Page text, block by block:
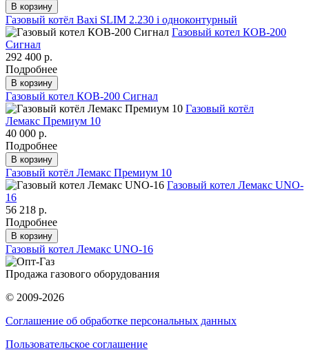
В корзину
Газовый котёл Baxi SLIM 2.230 i одноконтурный
Газовый котел КОВ-200
Сигнал
292 400 р.
Подробнее
В корзину
Газовый котел КОВ-200 Сигнал
Газовый котёл
Лемакс Премиум 10
40 000 р.
Подробнее
В корзину
Газовый котёл Лемакс Премиум 10
Газовый котел Лемакс UNO-
16
56 218 р.
Подробнее
В корзину
Газовый котел Лемакс UNO-16
Продажа газового оборудования
© 2009-2026
Соглашение об обработке персональных данных
Пользовательское соглашение